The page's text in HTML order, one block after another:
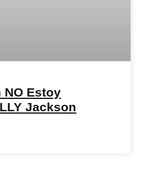
NO Estoy
Jackson